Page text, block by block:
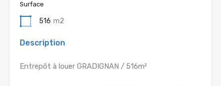
Surface
516 m2
Description
Entrepôt à louer GRADIGNAN / 516m²